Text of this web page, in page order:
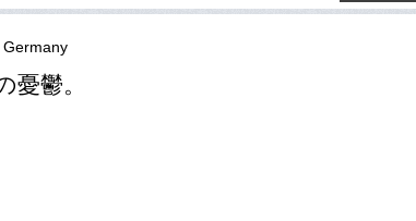
憂鬱。